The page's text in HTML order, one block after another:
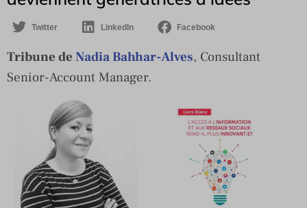
Twitter LinkedIn Facebook
Tribune de Nadia Bahhar-Alves, Consultant
Senior-Account Manager.